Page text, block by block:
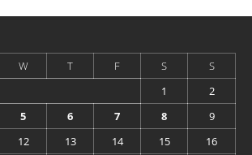
W T F S
S
1
2
5 6 7 8
9
12 13 14 15 16